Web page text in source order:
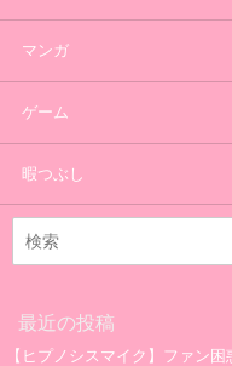
マンガ
ゲーム
暇つぶし
最近の投稿
【ヒプノシスマイク】ファン